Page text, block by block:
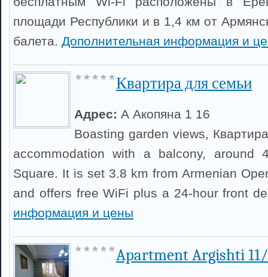
площади Республики и в 1,4 км от
балета. Дополнительная информация и
Квартира для семьи
Адрес: А Акопяна 1 16
Boasting garden views,
accommodation with a balcony, around
Square. It is set 3.8 km from Armenian
and offers free WiFi plus a 24-hour front
информация и цены
Apartment Argishti 11/